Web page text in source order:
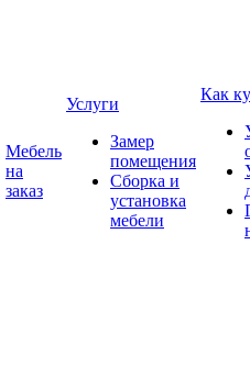
Мебель
на
заказ
Услуги
Замер
помещения
Сборка и
установка
мебели
Как